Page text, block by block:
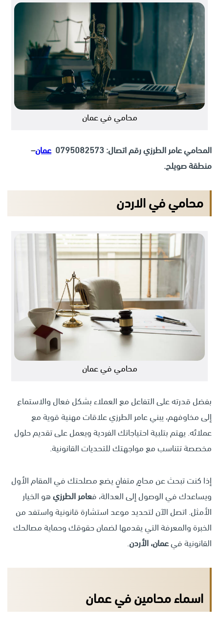
محامي في عمان
المحامي عامر الطرزي رقم اتصال:0795082573 عمان–
منطقة صويلح.
محامي في الاردن
محامي في عمان
بفضل قدرته على التفاعل مع العملاء بشكل فعال والاستماع
إلى مخاوفهم، يبني عامر الطرزي علاقات مهنية قوية مع
عملائه. يهتم بتلبية احتياجاتك الفردية ويعمل على تقديم حلول
مخصصة تتناسب مع مواجهتك للتحديات القانونية.
إذا كنت تبحث عن محامٍ متفانٍ يضع مصلحتك في المقام الأول
ويساعدك في الوصول إلى العدالة، فعامر الطرزيهو الخيار
الأمثل. اتصل الآن لتحديد موعد استشارة قانونية واستفد من
الخبرة والمعرفة التي يقدمها لضمان حقوقك وحماية مصالحك
القانونية فيعمان، الأردن.
اسماء محامين في عمان